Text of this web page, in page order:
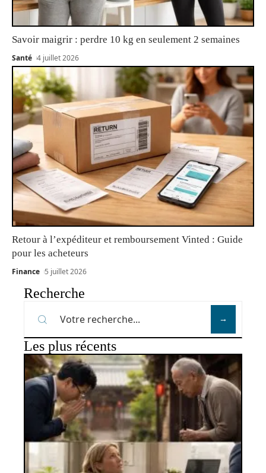
Savoir maigrir : perdre 10 kg en seulement 2 semaines
Santé 4 juillet 2026
Retour à l’expéditeur et remboursement Vinted : Guide
pour les acheteurs
Finance 5 juillet 2026
Recherche
Les plus récents